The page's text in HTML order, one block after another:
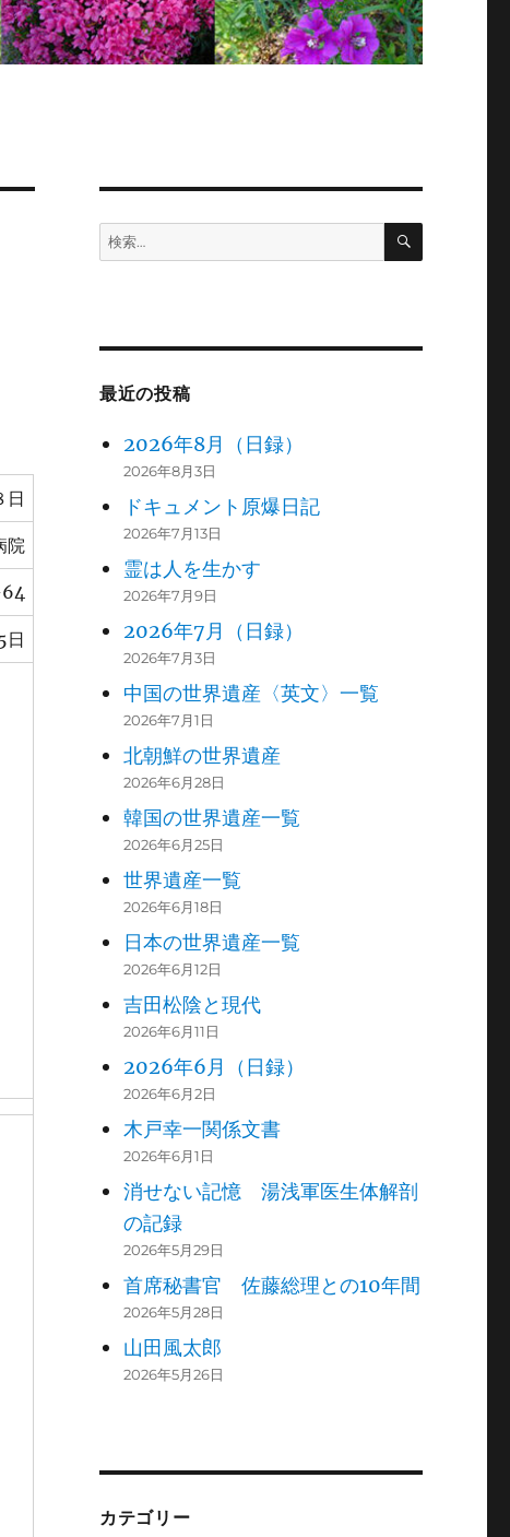
日
院
64
日
検
索:
検
最近の投稿
2026年8月（日録）
2026年8月3日
ドキュメント原爆日記
2026年7月13日
霊は人を生かす
2026年7月9日
2026年7月（日録）
2026年7月3日
中国の世界遺産〈英文〉一覧
2026年7月1日
北朝鮮の世界遺産
2026年6月28日
韓国の世界遺産一覧
2026年6月25日
世界遺産一覧
2026年6月18日
日本の世界遺産一覧
2026年6月12日
吉田松陰と現代
2026年6月11日
2026年6月（日録）
2026年6月2日
木戸幸一関係文書
2026年6月1日
消せない記憶 湯浅軍医生体解剖
の記録
2026年5月29日
首席秘書官 佐藤総理との10年間
2026年5月28日
山田風太郎
2026年5月26日
カテゴリー